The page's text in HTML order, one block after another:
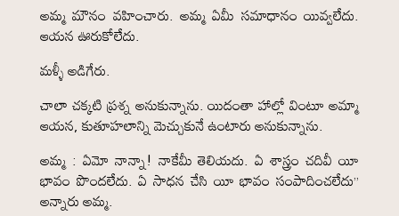
అమ్మ మౌనం వహించారు. అమ్మ ఏమీ సమాధానం యివ్వలేదు.
ఆయన ఊరుకోలేదు.
మళ్ళీ అడిగేరు.
చాలా చక్కటి ప్రశ్న అనుకున్నాను. యిదంతా హాల్లో వింటూ అమ్మా
ఆయన, కుతూహలాన్ని మెచ్చుకునే ఉంటారు అనుకున్నాను.
అమ్మ : ఏమో నాన్నా! నాకేమీ తెలియదు. ఏ శాస్త్రం చదివీ యీ
భావం పొందలేదు. ఏ సాధన చేసి యీ భావం సంపాదించలేదు”
అన్నారు అమ్మ.